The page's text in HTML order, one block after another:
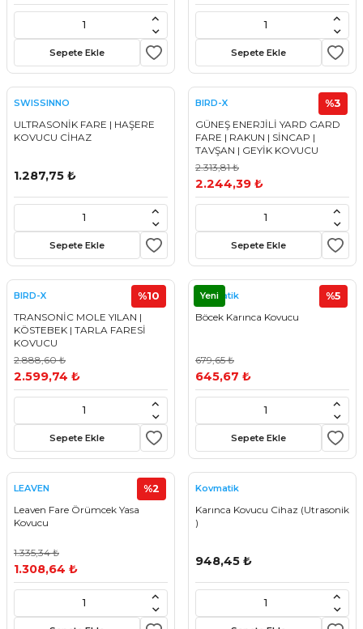
Sepete Ekle Sepete Ekle
SWISSINNO
ULTRASONİK FARE | HAŞERE
KOVUCU CİHAZ
1.287,75 ₺
Sepete Ekle
BIRD-X
GÜNEŞ ENERJİLİ YARD GARD
FARE | RAKUN | SİNCAP |
TAVŞAN | GEYİK KOVUCU
%3
2.313,81 ₺
2.244,39 ₺
Sepete Ekle
BIRD-X
TRANSONİC MOLE YILAN |
KÖSTEBEK | TARLA FARESİ
KOVUCU
%10
2.888,60 ₺
2.599,74 ₺
Sepete Ekle
Yeni
Kovmatik
Böcek Karınca Kovucu
%5
679,65 ₺
645,67 ₺
Sepete Ekle
LEAVEN
Leaven Fare Örümcek Yasa
Kovucu
%2
1.335,34 ₺
1.308,64 ₺
Kovmatik
Karınca Kovucu Cihaz (Utrasonik
)
948,45 ₺